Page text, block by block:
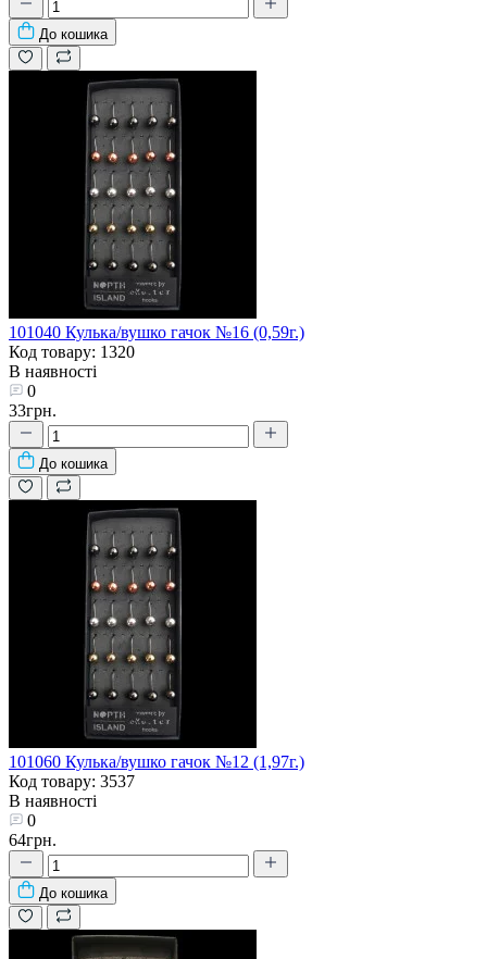
До кошика
101040 Кулька/вушко гачок №16 (0,59г.)
Код товару: 1320
В наявності
0
33грн.
До кошика
101060 Кулька/вушко гачок №12 (1,97г.)
Код товару: 3537
В наявності
0
64грн.
До кошика